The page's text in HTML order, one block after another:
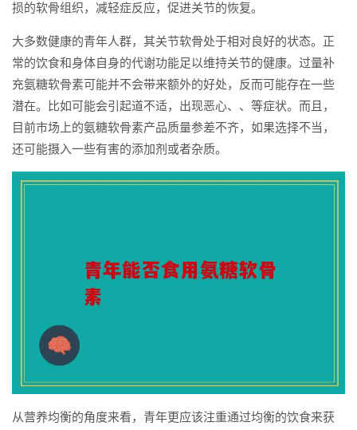
损的软骨组织，减轻症反应，促进关节的恢复。
大多数健康的青年人群，其关节软骨处于相对良好的状态。正
常的饮食和身体自身的代谢功能足以维持关节的健康。过量补
充氨糖软骨素可能并不会带来额外的好处，反而可能存在一些
潜在。比如可能会引起道不适，出现恶心、、等症状。而且，
目前市场上的氨糖软骨素产品质量参差不齐，如果选择不当，
还可能摄入一些有害的添加剂或者杂质。
从营养均衡的角度来看，青年更应该注重通过均衡的饮食来获